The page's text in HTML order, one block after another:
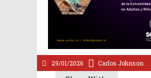
29/01/2026 Carlos Johnson